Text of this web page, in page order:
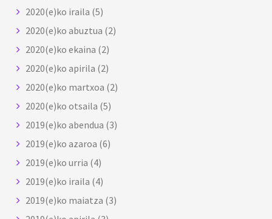
2020(e)ko iraila (5)
2020(e)ko abuztua (2)
2020(e)ko ekaina (2)
2020(e)ko apirila (2)
2020(e)ko martxoa (2)
2020(e)ko otsaila (5)
2019(e)ko abendua (3)
2019(e)ko azaroa (6)
2019(e)ko urria (4)
2019(e)ko iraila (4)
2019(e)ko maiatza (3)